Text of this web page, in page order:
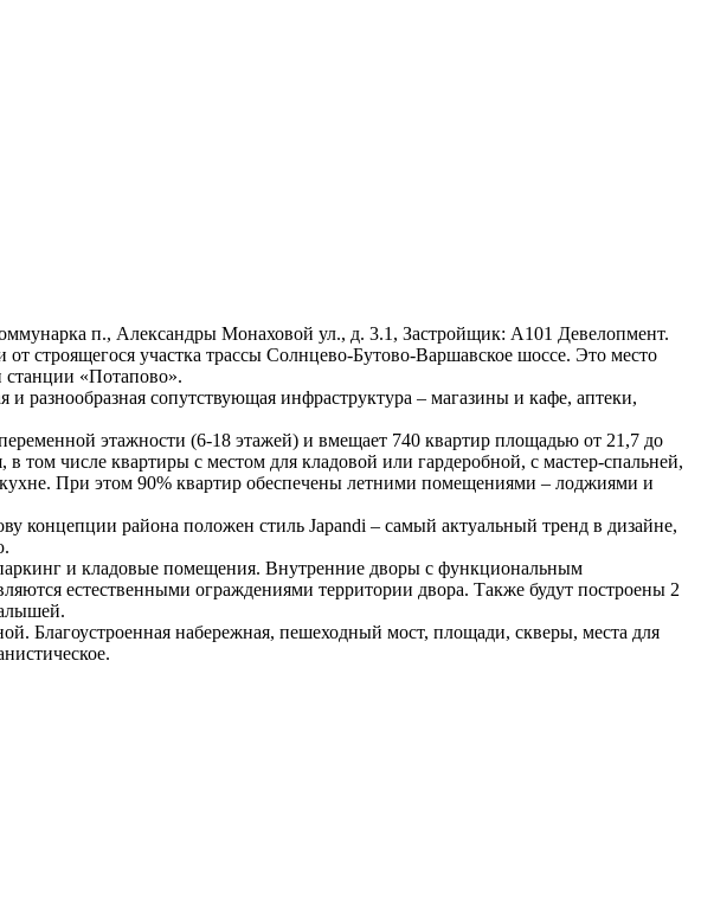
п., Александры Монаховой ул., д. 3.1, Застройщик: А101 Девелопмент.
строящегося участка трассы Солнцево-Бутово-Варшавское шоссе. Это место
станции «Потапово».
разнообразная сопутствующая инфраструктура – магазины и кафе, аптеки,
этажности (6-18 этажей) и вмещает 740 квартир площадью от 21,7 до
числе квартиры с местом для кладовой или гардеробной, с мастер-спальней,
При этом 90% квартир обеспечены летними помещениями – лоджиями и
концепции района положен стиль Japandi – самый актуальный тренд в дизайне,
и кладовые помещения. Внутренние дворы с функциональным
естественными ограждениями территории двора. Также будут построены 2
Благоустроенная набережная, пешеходный мост, площади, скверы, места для